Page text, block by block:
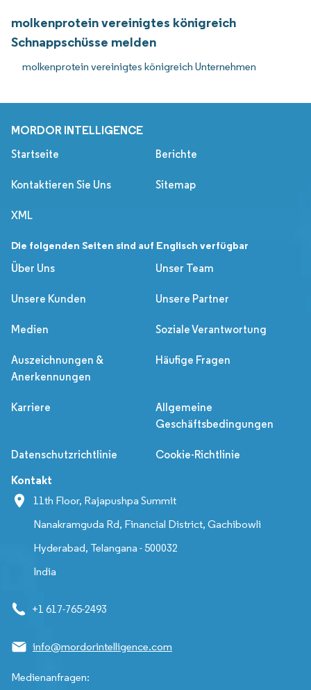
molkenprotein vereinigtes königreich
Schnappschüsse melden
molkenprotein vereinigtes königreich Unternehmen
MORDOR INTELLIGENCE
Startseite Berichte
Kontaktieren Sie Uns Sitemap
XML
Die folgenden Seiten sind auf Englisch verfügbar
Über Uns
Unser Team
Unsere Kunden Unsere Partner
Medien Soziale Verantwortung
Auszeichnungen &
Anerkennungen
Häufige Fragen
Karriere
Allgemeine
Geschäftsbedingungen
Datenschutzrichtlinie Cookie-Richtlinie
Kontakt
11th Floor, Rajapushpa Summit
Nanakramguda Rd, Financial District, Gachibowli
Hyderabad, Telangana - 500032
India
+1 617-765-2493
info@mordorintelligence.com
Medienanfragen: